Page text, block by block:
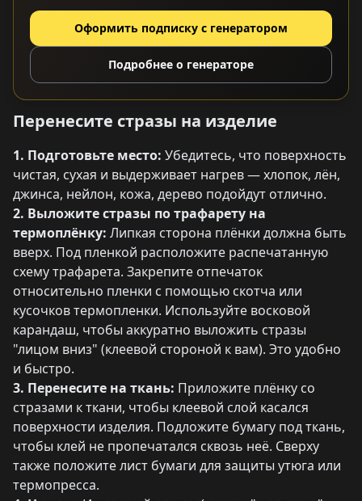
Оформить подписку с генератором
Подробнее о генераторе
Перенесите стразы на изделие
1. Подготовьте место: Убедитесь, что поверхность
чистая, сухая и выдерживает нагрев — хлопок, лён,
джинса, нейлон, кожа, дерево подойдут отлично.
2. Выложите стразы по трафарету на
термоплёнку: Липкая сторона плёнки должна быть
вверх. Под пленкой расположите распечатанную
схему трафарета. Закрепите отпечаток
относительно пленки с помощью скотча или
кусочков термопленки. Используйте восковой
карандаш, чтобы аккуратно выложить стразы
"лицом вниз" (клеевой стороной к вам). Это удобно
и быстро.
3. Перенесите на ткань: Приложите плёнку со
стразами к ткани, чтобы клеевой слой касался
поверхности изделия. Подложите бумагу под ткань,
чтобы клей не пропечатался сквозь неё. Сверху
также положите лист бумаги для защиты утюга или
термопресса.